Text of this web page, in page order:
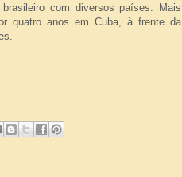
com diversos países. Mais
quatro anos em Cuba, à frente da